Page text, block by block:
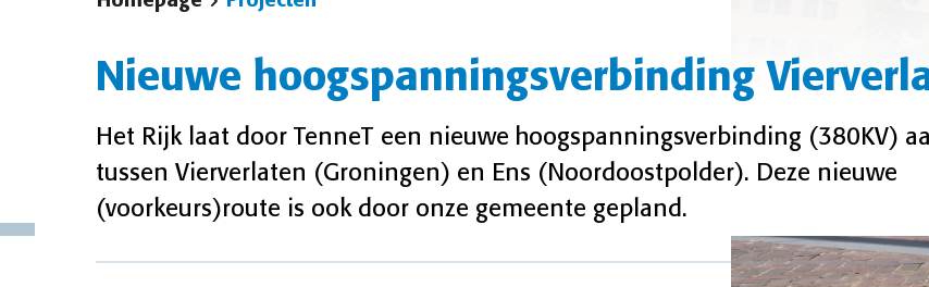
Nieuwe hoogspanningsverbinding
Het Rijk laat door TenneT een nieuwe hoogspanningsverbinding (380KV)
tussen Vierverlaten (Groningen) en Ens (Noordoostpolder). Deze nieuwe
(voorkeurs)route is ook door onze gemeente gepland.